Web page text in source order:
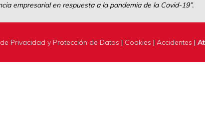
empresarial en respuesta a la pandemia de la Covid-19”.
Privacidad y Protección de Datos | Cookies | Accidentes |